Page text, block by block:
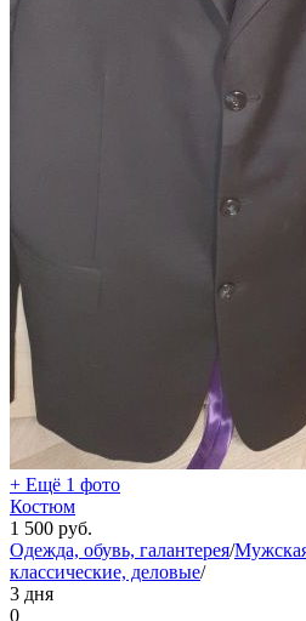
+ Ещё 1 фото
Костюм
1 500 руб.
Одежда, обувь, галантерея/
классические, деловые/
3 дня
0